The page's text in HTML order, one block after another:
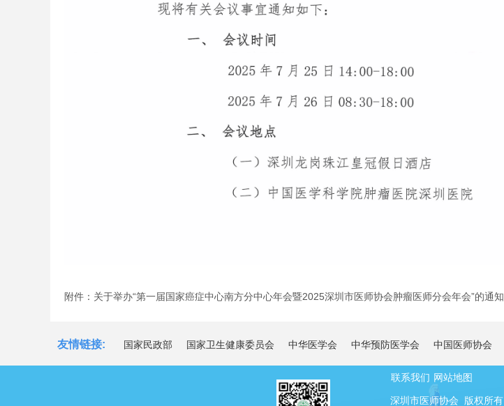
附件：关于举办“第一届国家癌症中心南方分中心年会暨2025深圳市医师协会肿瘤医师分会年会”的通知
友情链接: 国家民政部 国家卫生健康委员会 中华医学会 中华预防医学会 中国医师协会
联系我们 网站地图
深圳市医师协会 版权所有